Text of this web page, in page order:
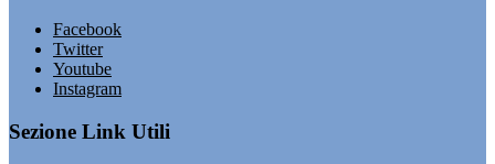
Facebook
Twitter
Youtube
Instagram
Sezione Link Utili